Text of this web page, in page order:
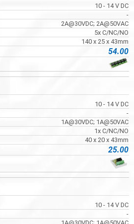
10 - 14 V DC
-
2A@30VDC; 2A@50VAC
5x C/NC/NO
140 x 25 x 43mm
54.00
10 - 14 V DC
-
1A@30VDC; 1A@50VAC
1x C/NC/NO
40 x 20 x 43mm
25.00
10 - 14 V DC
-